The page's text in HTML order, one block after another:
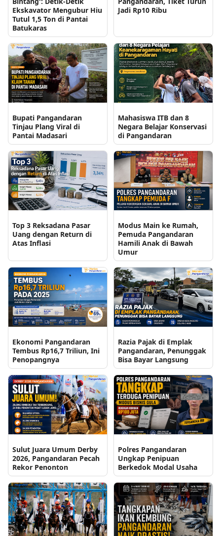
Ekskavator Mengubur Hiu
Tutul 1,5 Ton di Pantai
Batukaras
Jadi Rp10 Ribu
Bupati Pangandaran
Tinjau Plang Viral di
Pantai Madasari
Mahasiswa ITB dan 8
Negara Belajar Konservasi
di Pangandaran
Top 3 Reksadana Pasar
Uang dengan Return di
Atas Inflasi
Modus Main ke Rumah,
Pemuda Pangandaran
Hamili Anak di Bawah
Umur
Ekonomi Pangandaran
Tembus Rp16,7 Triliun, Ini
Penopangnya
Razia Pajak di Emplak
Pangandaran, Penunggak
Bisa Bayar Langsung
Sulut Juara Umum Derby
2026, Pangandaran Pecah
Rekor Penonton
Polres Pangandaran
Ungkap Penipuan
Berkedok Modal Usaha